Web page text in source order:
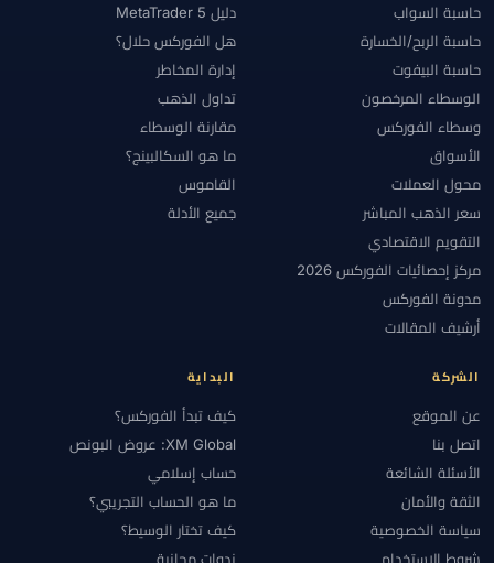
حاسبة السواب
حاسبة الربح/الخسارة
حاسبة البيفوت
الوسطاء المرخصون
وسطاء الفوركس
الأسواق
محول العملات
سعر الذهب المباشر
التقويم الاقتصادي
مركز إحصائيات الفوركس 2026
مدونة الفوركس
أرشيف المقالات
دليل MetaTrader 5
هل الفوركس حلال؟
إدارة المخاطر
تداول الذهب
مقارنة الوسطاء
ما هو السكالبينج؟
القاموس
جميع الأدلة
الشركة
عن الموقع
اتصل بنا
الأسئلة الشائعة
الثقة والأمان
سياسة الخصوصية
شروط الاستخدام
البداية
كيف تبدأ الفوركس؟
XM Global: عروض البونص
حساب إسلامي
ما هو الحساب التجريبي؟
كيف تختار الوسيط؟
ندوات مجانية